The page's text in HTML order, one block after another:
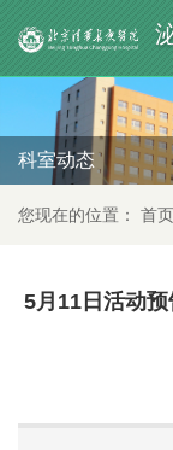
科室动态
您现在的位置： 首页
5月11日活动